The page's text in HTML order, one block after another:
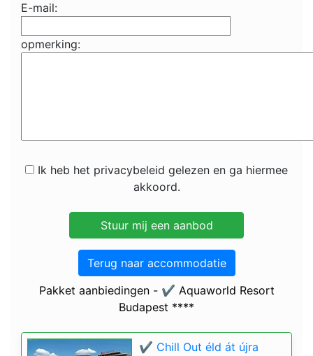
E-mail:
opmerking:
Ik heb het privacybeleid gelezen en ga hiermee
akkoord.
Terug naar accommodatie
Pakket aanbiedingen - ✔️ Aquaworld Resort
Budapest ****
✔️ Chill Out éld át újra